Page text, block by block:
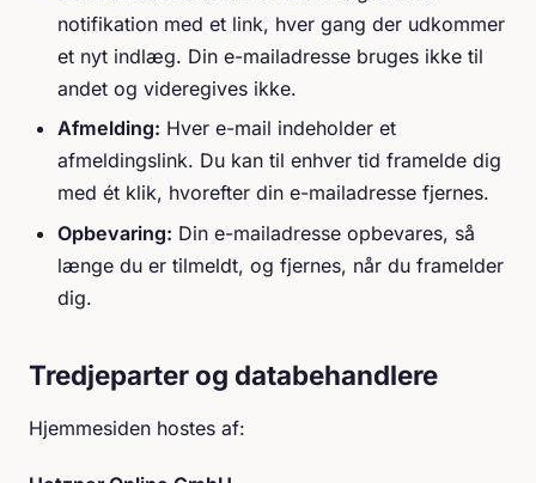
notifikation med et link, hver gang der udkommer
et nyt indlæg. Din e-mailadresse bruges ikke til
andet og videregives ikke.
Afmelding: Hver e-mail indeholder et
afmeldingslink. Du kan til enhver tid framelde dig
med ét klik, hvorefter din e-mailadresse fjernes.
Opbevaring: Din e-mailadresse opbevares, så
længe du er tilmeldt, og fjernes, når du framelder
dig.
Tredjeparter og databehandlere
Hjemmesiden hostes af: